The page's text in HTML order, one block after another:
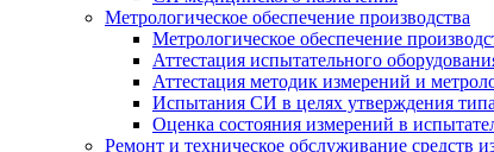
Метрологическое обеспечение производства
Метрологическое обеспечение
Аттестация испытательного
Аттестация методик измерений и
Испытания СИ в целях утверждения типа
Оценка состояния измерений в
Ремонт и техническое обслуживание средств